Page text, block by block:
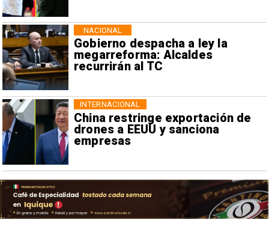
Gobierno despacha a ley la
megarreforma: Alcaldes
recurrirán al TC
NACIONAL
China restringe exportación de
drones a EEUU y sanciona
empresas
INTERNACIONAL